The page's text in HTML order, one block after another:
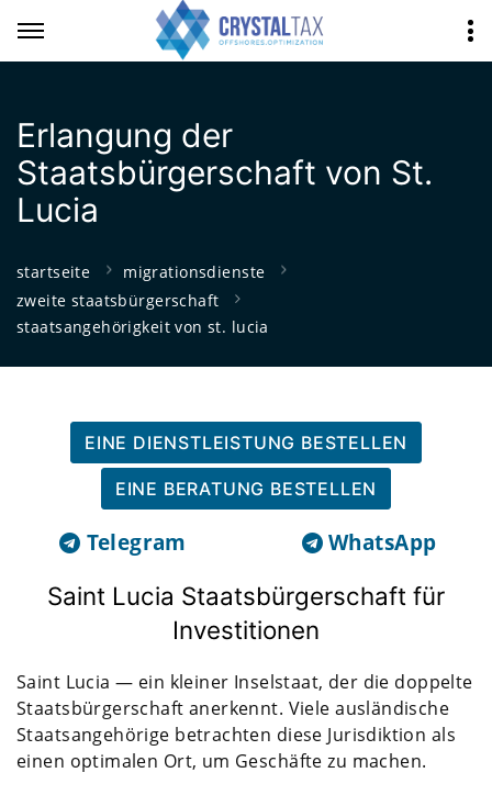
Erlangung der
Staatsbürgerschaft von St.
Lucia
startseite
migrationsdienste
zweite staatsbürgerschaft
staatsangehörigkeit von st. lucia
EINE DIENSTLEISTUNG BESTELLEN
EINE BERATUNG BESTELLEN
Telegram WhatsApp
Saint Lucia Staatsbürgerschaft für
Investitionen
Saint Lucia — ein kleiner Inselstaat, der die doppelte
Staatsbürgerschaft anerkennt. Viele ausländische
Staatsangehörige betrachten diese Jurisdiktion als
einen optimalen Ort, um Geschäfte zu machen.